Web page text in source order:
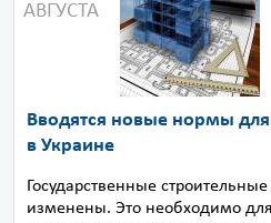
АВГУСТА
Вводятся новые нормы для
в Украине
Государственные
изменены. Это необходимо